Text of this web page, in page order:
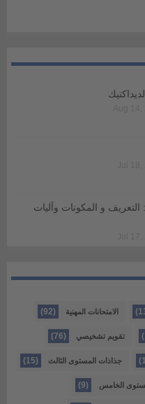
و المكونات وآليات
الامتحانات المهنية (92)
تقويم تشخيصي (76)
جذاذات المستوى الثالث (15)
الخامس (9)